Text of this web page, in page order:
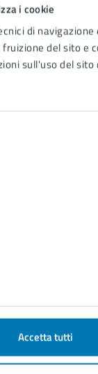
i cookie
di navigazione
del sito e
sull'uso del sito
Accetta tutti
e protocollo